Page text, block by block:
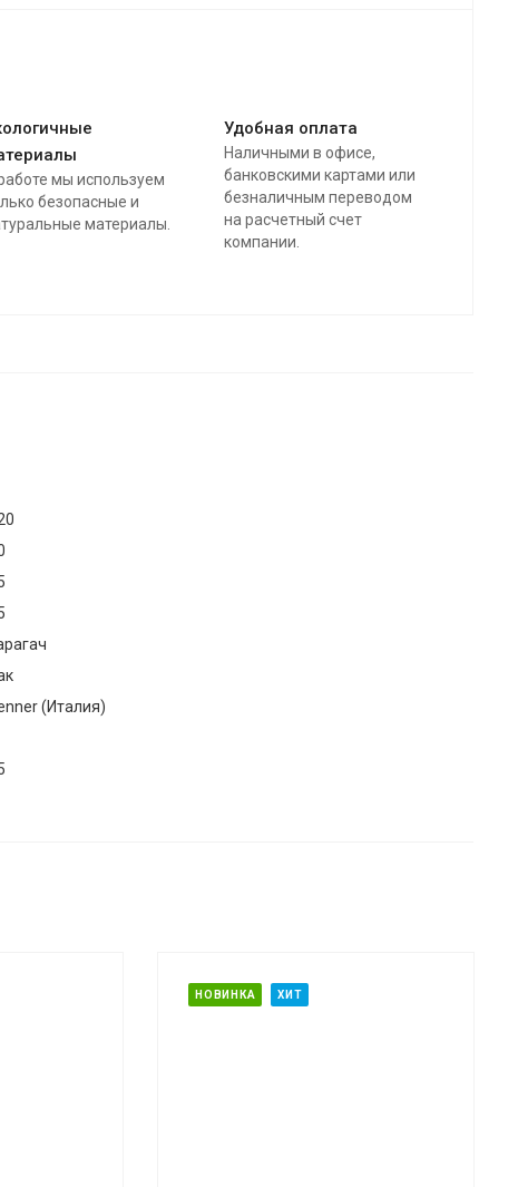
мы используем
безопасные и
материалы.
Удобная оплата
Наличными в офисе,
банковскими картами или
безналичным переводом
на расчетный счет
компании.
(Италия)
НОВИНКА ХИТ